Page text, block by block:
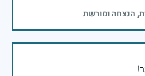
הנצחה ומורשת